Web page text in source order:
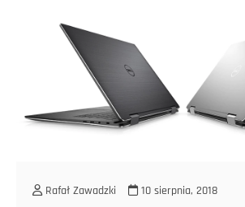
Rafał Zawadzki 10 sierpnia, 2018